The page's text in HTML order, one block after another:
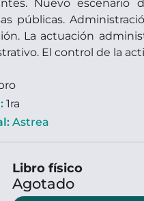
Nuevo escenario
públicas.
La actuación
El control de la
1ra
Astrea
Libro físico
Agotado